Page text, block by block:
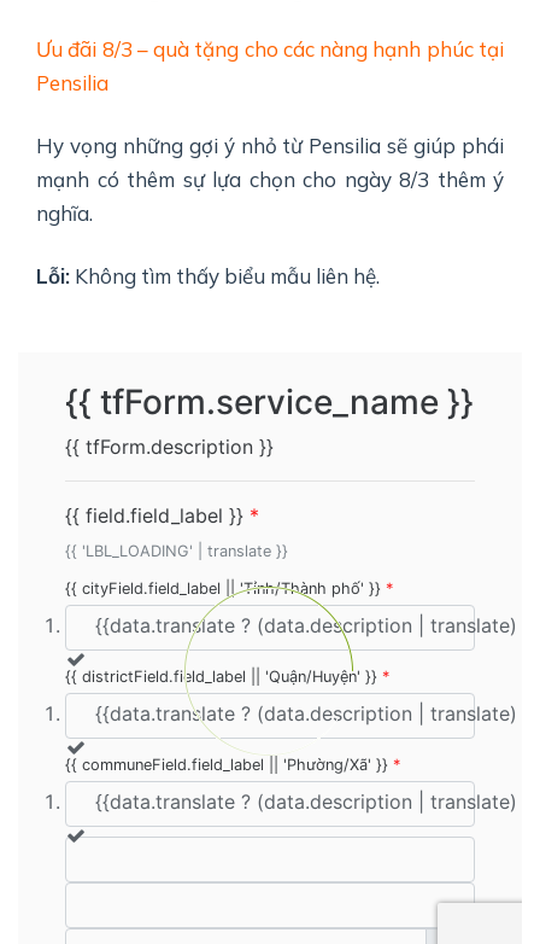
Ưu đãi 8/3 – quà tặng cho các nàng hạnh phúc tại
Pensilia
Hy vọng những gợi ý nhỏ từ Pensilia sẽ giúp phái
mạnh có thêm sự lựa chọn cho ngày 8/3 thêm ý
nghĩa.
Lỗi: Không tìm thấy biểu mẫu liên hệ.